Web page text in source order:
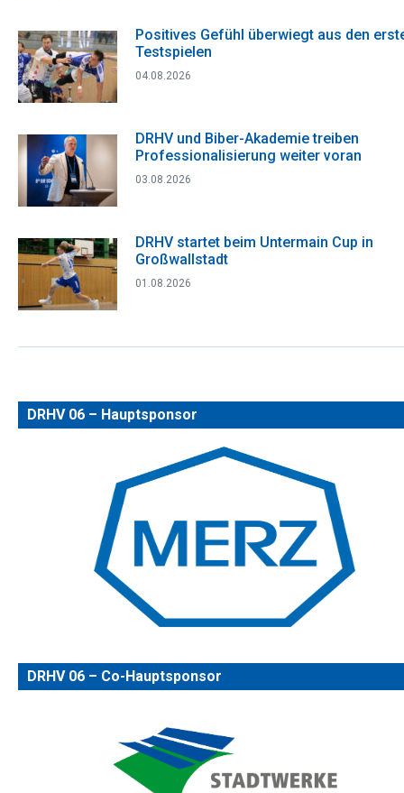
Positives Gefühl überwiegt aus den
Testspielen
04.08.2026
DRHV und Biber-Akademie treiben
Professionalisierung weiter voran
03.08.2026
DRHV startet beim Untermain Cup in
Großwallstadt
01.08.2026
DRHV 06 – Hauptsponsor
DRHV 06 – Co-Hauptsponsor